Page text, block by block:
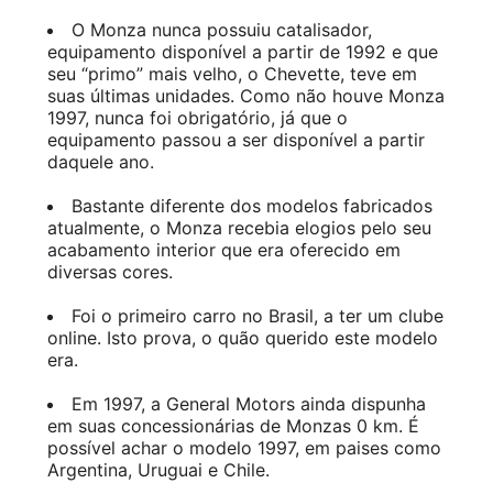
O Monza nunca possuiu catalisador,
equipamento disponível a partir de 1992 e que
seu “primo” mais velho, o Chevette, teve em
suas últimas unidades. Como não houve Monza
1997, nunca foi obrigatório, já que o
equipamento passou a ser disponível a partir
daquele ano.
Bastante diferente dos modelos fabricados
atualmente, o Monza recebia elogios pelo seu
acabamento interior que era oferecido em
diversas cores.
Foi o primeiro carro no Brasil, a ter um clube
online. Isto prova, o quão querido este modelo
era.
Em 1997, a General Motors ainda dispunha
em suas concessionárias de Monzas 0 km. É
possível achar o modelo 1997, em paises como
Argentina, Uruguai e Chile.